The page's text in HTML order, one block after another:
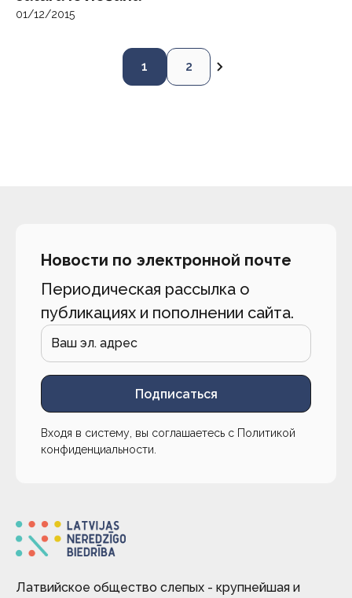
01/12/2015
1 2
Новости по электронной почте
Периодическая рассылка о
публикациях и пополнении сайта.
Подписаться
Входя в систему, вы соглашаетесь с Политикой
конфиденциальности
Латвийское общество слепых - крупнейшая и